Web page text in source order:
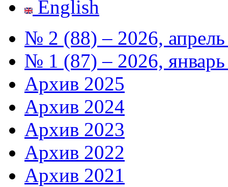
English
№ 2 (88) – 2026,
№ 1 (87) – 2026,
Архив 2025
Архив 2024
Архив 2023
Архив 2022
Архив 2021